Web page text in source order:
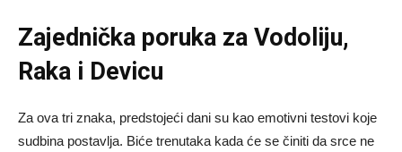
Zajednička poruka za Vodoliju,
Raka i Devicu
Za ova tri znaka, predstojeći dani su kao emotivni testovi koje
sudbina postavlja. Biće trenutaka kada će se činiti da srce ne